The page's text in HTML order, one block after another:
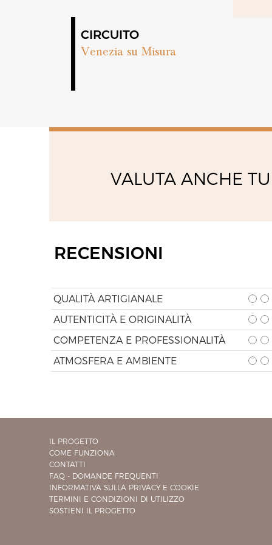
15:30 - 19:00
sabato
09:40 - 12:40
CIRCUITO
Venezia su Misura
VALUTA ANCHE
RECENSIONI
QUALITÀ ARTIGIANALE
AUTENTICITÀ E ORIGINALITÀ
COMPETENZA E PROFESSIONALITÀ
ATMOSFERA E AMBIENTE
IL PROGETTO
COME FUNZIONA
CONTATTI
FAQ - DOMANDE FREQUENTI
INFORMATIVA SULLA PRIVACY E COOKIE
TERMINI E CONDIZIONI DI UTILIZZO
SOSTIENI IL PROGETTO